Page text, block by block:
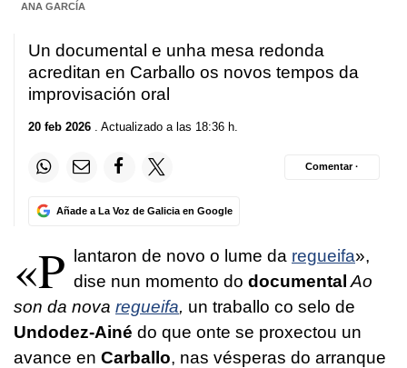
ANA GARCÍA
Un documental e unha mesa redonda
acreditan en Carballo os novos tempos da
improvisación oral
20 feb 2026 . Actualizado a las 18:36 h.
Añade a La Voz de Galicia en Google
Comentar ·
«P lantaron de novo o lume da regueifa»,
dise nun momento do documental Ao
son da nova regueifa, un traballo co selo de
Undodez-Ainé do que onte se proxectou un
avance en Carballo, nas vésperas do arranque